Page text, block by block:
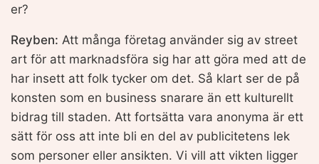
er?
Reyben: Att många företag använder sig av street
art för att marknadsföra sig har att göra med att de
har insett att folk tycker om det. Så klart ser de på
konsten som en business snarare än ett kulturellt
bidrag till staden. Att fortsätta vara anonyma är ett
sätt för oss att inte bli en del av publicitetens lek
som personer eller ansikten. Vi vill att vikten ligger